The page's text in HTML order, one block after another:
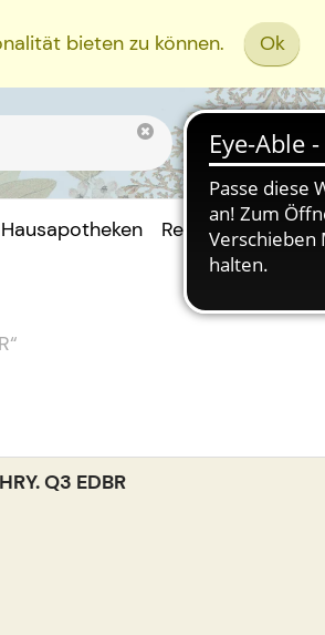
bieten zu können. Ok
Rezept Einreichen
“
Q3 EDBR